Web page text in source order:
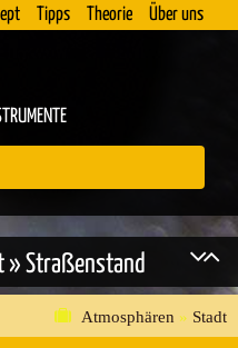
Tipps Theorie Über uns
» Straßenstand
Atmosphären » Stadt